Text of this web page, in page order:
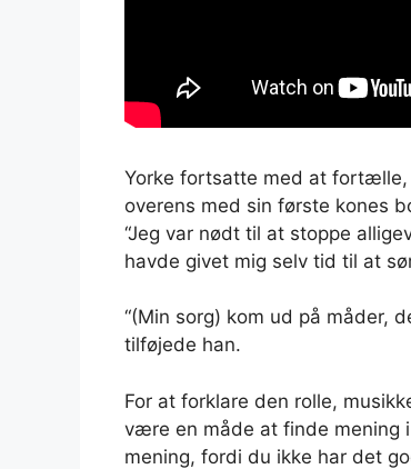
Yorke fortsatte med at fortælle,
overens med sin første kones
“Jeg var nødt til at stoppe
havde givet mig selv tid til at
“(Min sorg) kom ud på måder,
tilføjede han.
For at forklare den rolle,
være en måde at finde mening
mening, fordi du ikke har det